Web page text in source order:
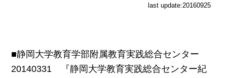
last update:20160925
■静岡大学教育学部附属教育実践総合センター
20140331 『静岡大学教育実践総合センター紀